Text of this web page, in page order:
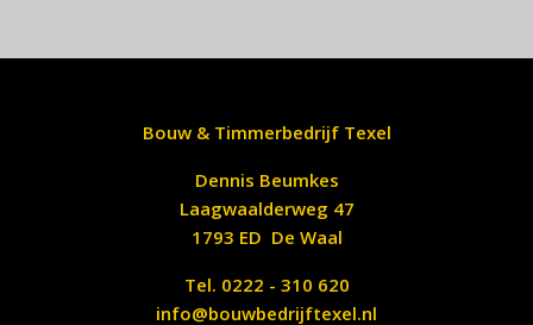
Bouw & Timmerbedrijf Texel
Dennis Beumkes
Laagwaalderweg 47
1793 ED De Waal
Tel. 0222 - 310 620
info@bouwbedrijftexel.nl